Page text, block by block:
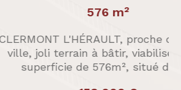
proche du centre
à bâtir, viabilisé, d'une
de 576m², situé dans...